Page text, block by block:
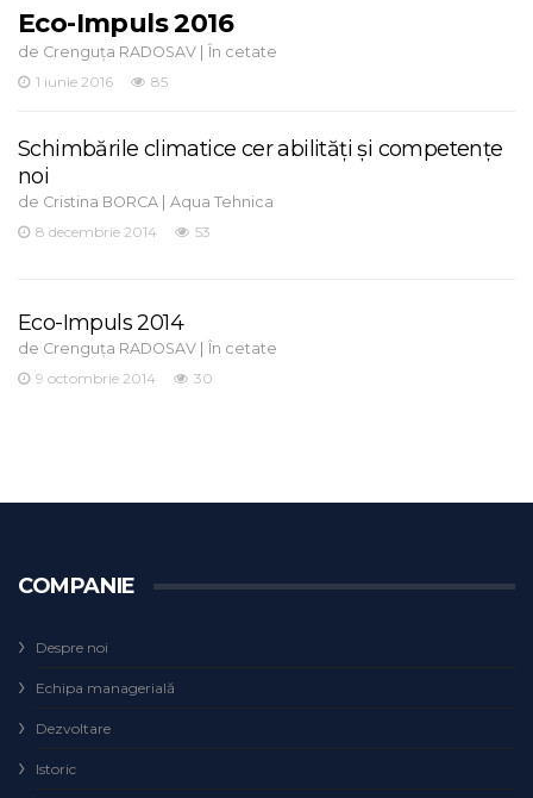
Eco-Impuls 2016
de Crenguța RADOSAV | În cetate
1 iunie 2016
85
Schimbările climatice cer abilități și competențe
noi
de Cristina BORCA | Aqua Tehnica
8 decembrie 2014
53
Eco-Impuls 2014
de Crenguța RADOSAV | În cetate
9 octombrie 2014
30
COMPANIE
Despre noi
Echipa managerială
Dezvoltare
Istoric